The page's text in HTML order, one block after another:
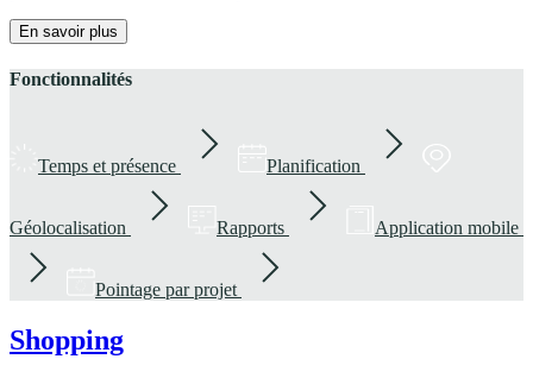
En savoir plus
Fonctionnalités
Temps et présence Planification
Géolocalisation Rapports Application mobile
Pointage par projet
Shopping